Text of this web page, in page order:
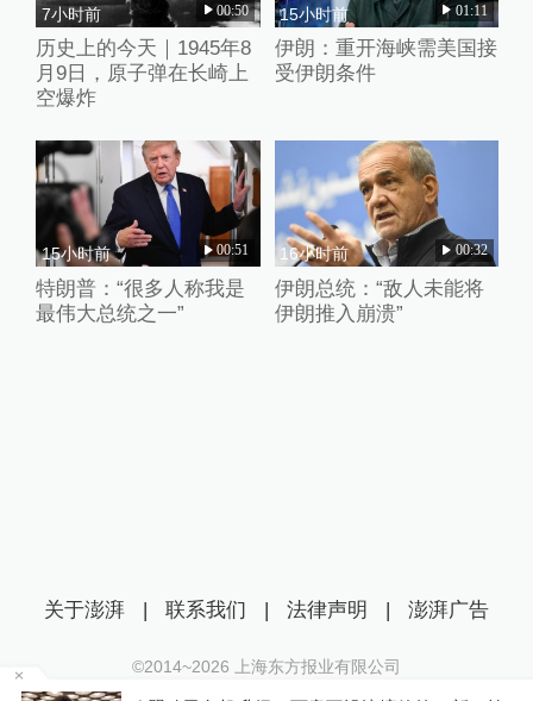
7小时前 00:50
历史上的今天｜1945年8
月9日，原子弹在长崎上
空爆炸
15小时前 01:11
伊朗：重开海峡需美国接
受伊朗条件
15小时前 00:51
特朗普：“很多人称我是
最伟大总统之一”
16小时前 00:32
伊朗总统：“敌人未能将
伊朗推入崩溃”
关于澎湃 | 联系我们 | 法律声明 | 澎湃广告
©2014~2026 上海东方报业有限公司
沪ICP证：沪B2-20170116 | 沪ICP备14003370号